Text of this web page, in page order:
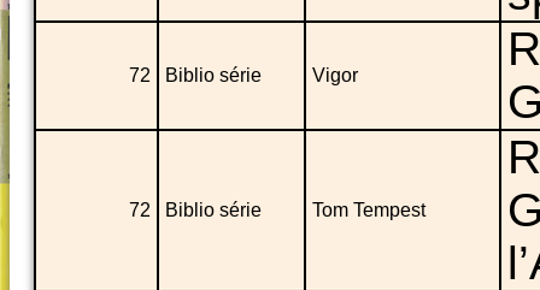
72 Biblio série Vigor
72 Biblio série Tom Tempest